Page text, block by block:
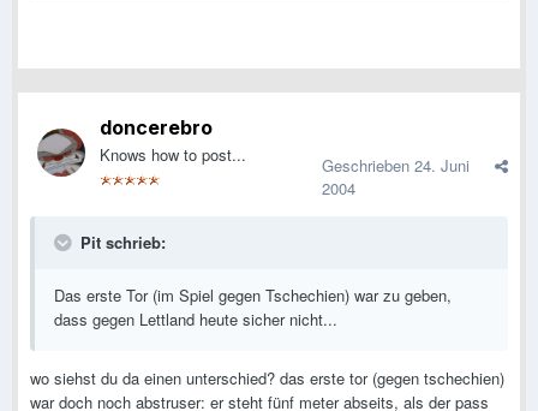
doncerebro
Knows how to post... Geschrieben 24. Juni
2004
Pit schrieb:
Das erste Tor (im Spiel gegen Tschechien) war zu geben,
dass gegen Lettland heute sicher nicht...
wo siehst du da einen unterschied? das erste tor (gegen tschechien)
war doch noch abstruser: er steht fünf meter abseits, als der pass